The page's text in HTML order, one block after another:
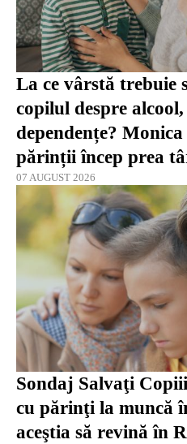
La ce vârstă trebuie
copilul despre
dependențe?
părinții încep prea
07 AUGUST 2026
Sondaj Salvaţi
cu părinţi la muncă
aceştia să revină în